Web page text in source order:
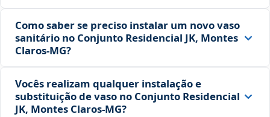
Como saber se preciso instalar um novo vaso
sanitário no Conjunto Residencial JK, Montes
Claros‑MG?
Vocês realizam qualquer instalação e
substituição de vaso no Conjunto Residencial
JK, Montes Claros‑MG?